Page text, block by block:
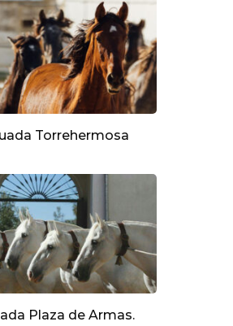
Torrehermosa
Plaza de Armas.